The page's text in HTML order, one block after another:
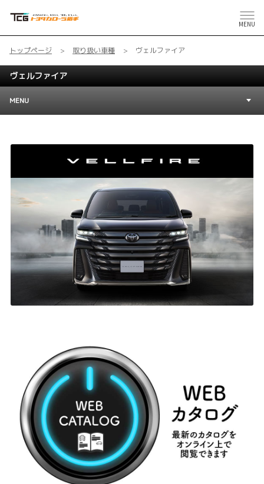
MENU
トップページ 取り扱い車種 ヴェルファイア
ヴェルファイア
MENU